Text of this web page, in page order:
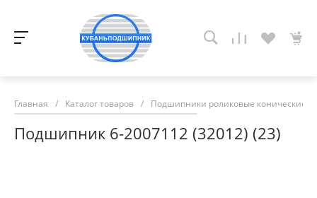
Главная / Каталог товаров / Подшипники роликовые конические
Подшипник 6-2007112 (32012) (23)